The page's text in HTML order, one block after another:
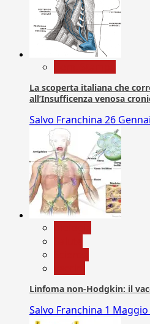
La scoperta italiana che
all’Insufficenza venosa
Salvo Franchina 26
Linfoma non-Hodgkin: il
Salvo Franchina 1 Maggio